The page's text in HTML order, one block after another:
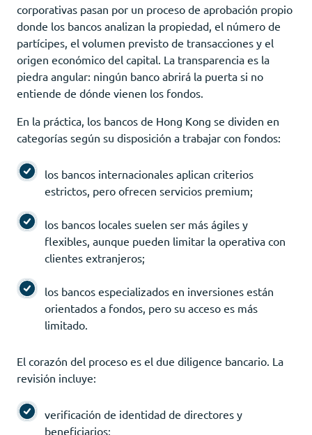
corporativas pasan por un proceso de aprobación propio
donde los bancos analizan la propiedad, el número de
partícipes, el volumen previsto de transacciones y el
origen económico del capital. La transparencia es la
piedra angular: ningún banco abrirá la puerta si no
entiende de dónde vienen los fondos.
En la práctica, los bancos de Hong Kong se dividen en
categorías según su disposición a trabajar con fondos:
los bancos internacionales aplican criterios
estrictos, pero ofrecen servicios premium;
los bancos locales suelen ser más ágiles y
flexibles, aunque pueden limitar la operativa con
clientes extranjeros;
los bancos especializados en inversiones están
orientados a fondos, pero su acceso es más
limitado.
El corazón del proceso es el due diligence bancario. La
revisión incluye:
verificación de identidad de directores y
beneficiarios;